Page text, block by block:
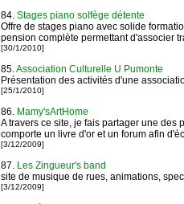
84. Stages piano solfège détente
Offre de stages piano avec solide
pension complète permettant d'associer
[30/1/2010]
85.Association Culturelle U Pumonte
Présentation des activités d'une
[25/1/2010]
86. Mamy'sArtHome
A travers ce site, je fais partager une des
comporte un livre d'or et un forum afin
[3/12/2009]
87. Les Zingueur's band
site de musique de rues, animations,
[3/12/2009]